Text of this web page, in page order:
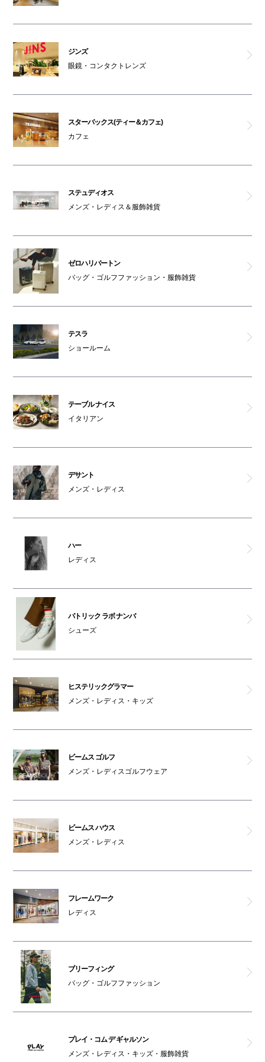
ジンズ
眼鏡・コンタクトレンズ
スターバックス(ティー＆カフェ)
カフェ
ステュディオス
メンズ・レディス＆服飾雑貨
ゼロハリバートン
バッグ・ゴルフファッション・服飾雑貨
テスラ
ショールーム
テーブル ナイス
イタリアン
デサント
メンズ・レディス
ハー
レディス
パトリック ラボ ナンバ
シューズ
ヒステリックグラマー
メンズ・レディス・キッズ
ビームス ゴルフ
メンズ・レディスゴルフウェア
ビームス ハウス
メンズ・レディス
フレームワーク
レディス
ブリーフィング
バッグ・ゴルフファッション
プレイ・コム デ ギャルソン
メンズ・レディス・キッズ・服飾雑貨